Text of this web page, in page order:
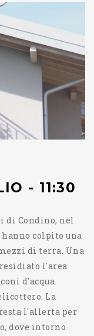
- 11:30
di Condino, nel
colpito una
di terra. Una
l'area
d'acqua.
La
l'allerta per
dove intorno